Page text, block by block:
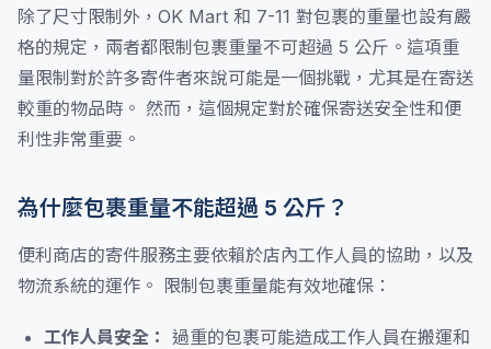
除了尺寸限制外，OK Mart 和 7-11 對包裹的重量也設有嚴
格的規定，兩者都限制包裹重量不可超過 5 公斤。這項重
量限制對於許多寄件者來說可能是一個挑戰，尤其是在寄送
較重的物品時。 然而，這個規定對於確保寄送安全性和便
利性非常重要。
為什麼包裹重量不能超過 5 公斤？
便利商店的寄件服務主要依賴於店內工作人員的協助，以及
物流系統的運作。 限制包裹重量能有效地確保：
工作人員安全： 過重的包裹可能造成工作人員在搬運和